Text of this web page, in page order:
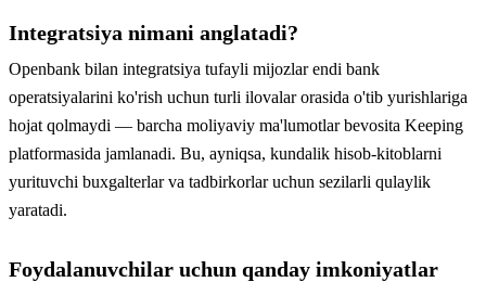
Integratsiya nimani anglatadi?
Openbank bilan integratsiya tufayli mijozlar endi bank
operatsiyalarini ko'rish uchun turli ilovalar orasida o'tib yurishlariga
hojat qolmaydi — barcha moliyaviy ma'lumotlar bevosita Keeping
platformasida jamlanadi. Bu, ayniqsa, kundalik hisob-kitoblarni
yurituvchi buxgalterlar va tadbirkorlar uchun sezilarli qulaylik
yaratadi.
Foydalanuvchilar uchun qanday imkoniyatlar